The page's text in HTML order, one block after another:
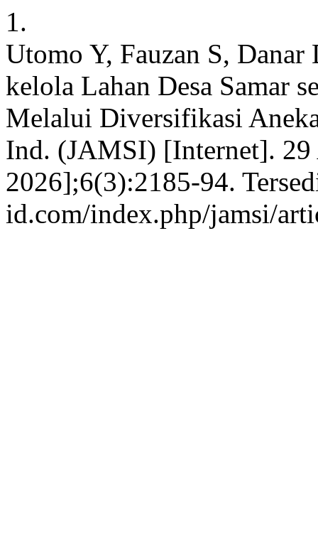
1.
Utomo Y, Fauzan S, Danar
kelola Lahan Desa Samar
Melalui Diversifikasi
Ind. (JAMSI) [Internet].
2026];6(3):2185-94.
id.com/index.php/jamsi/